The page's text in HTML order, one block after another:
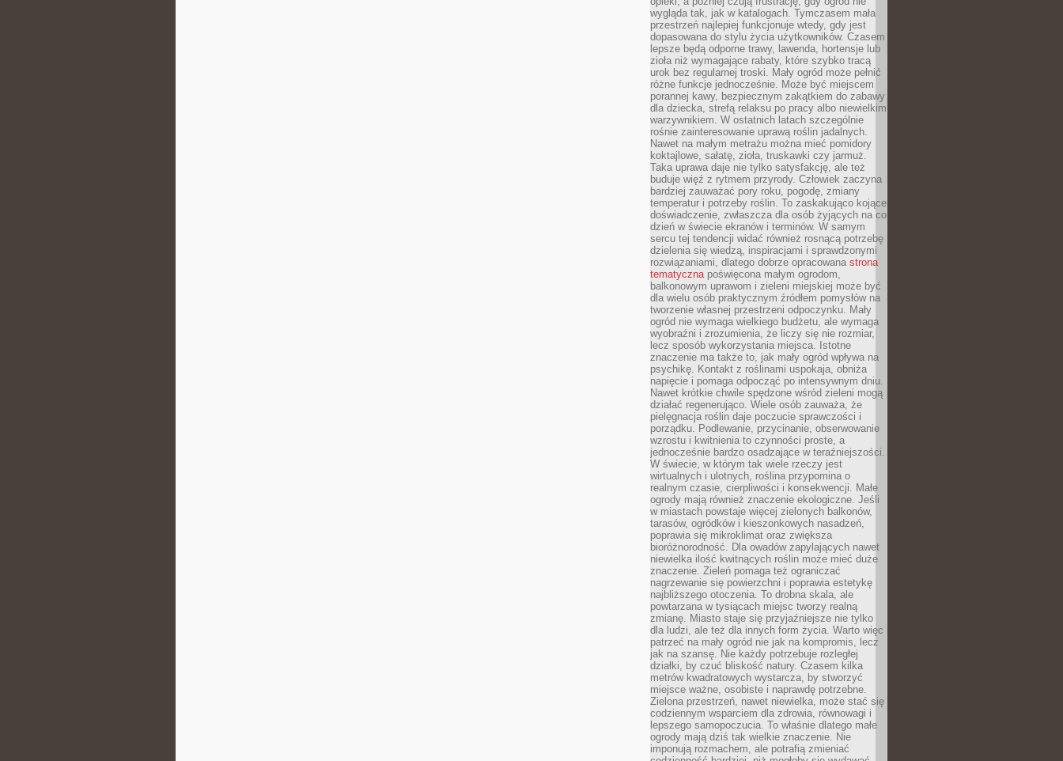
wygląda tak, jak w katalogach. Tymczasem mała
przestrzeń najlepiej funkcjonuje wtedy, gdy jest
dopasowana do stylu życia użytkowników. Czasem
lepsze będą odporne trawy, lawenda, hortensje lub
zioła niż wymagające rabaty, które szybko tracą
urok bez regularnej troski. Mały ogród może pełnić
różne funkcje jednocześnie. Może być miejscem
porannej kawy, bezpiecznym zakątkiem do zabawy
dla dziecka, strefą relaksu po pracy albo niewielkim
warzywnikiem. W ostatnich latach szczególnie
rośnie zainteresowanie uprawą roślin jadalnych.
Nawet na małym metrażu można mieć pomidory
koktajlowe, sałatę, zioła, truskawki czy jarmuż.
Taka uprawa daje nie tylko satysfakcję, ale też
buduje więź z rytmem przyrody. Człowiek zaczyna
bardziej zauważać pory roku, pogodę, zmiany
temperatur i potrzeby roślin. To zaskakująco kojące
doświadczenie, zwłaszcza dla osób żyjących na co
dzień w świecie ekranów i terminów. W samym
sercu tej tendencji widać również rosnącą potrzebę
dzielenia się wiedzą, inspiracjami i sprawdzonymi
rozwiązaniami, dlatego dobrze opracowana strona
tematycznapoświęcona małym ogrodom,
balkonowym uprawom i zieleni miejskiej może być
dla wielu osób praktycznym źródłem pomysłów na
tworzenie własnej przestrzeni odpoczynku. Mały
ogród nie wymaga wielkiego budżetu, ale wymaga
wyobraźni i zrozumienia, że liczy się nie rozmiar,
lecz sposób wykorzystania miejsca. Istotne
znaczenie ma także to, jak mały ogród wpływa na
psychikę. Kontakt z roślinami uspokaja, obniża
napięcie i pomaga odpocząć po intensywnym dniu.
Nawet krótkie chwile spędzone wśród zieleni mogą
działać regenerująco. Wiele osób zauważa, że
pielęgnacja roślin daje poczucie sprawczości i
porządku. Podlewanie, przycinanie, obserwowanie
wzrostu i kwitnienia to czynności proste, a
jednocześnie bardzo osadzające w teraźniejszości.
W świecie, w którym tak wiele rzeczy jest
wirtualnych i ulotnych, roślina przypomina o
realnym czasie, cierpliwości i konsekwencji. Małe
ogrody mają również znaczenie ekologiczne. Jeśli
w miastach powstaje więcej zielonych balkonów,
tarasów, ogródków i kieszonkowych nasadzeń,
poprawia się mikroklimat oraz zwiększa
bioróżnorodność. Dla owadów zapylających nawet
niewielka ilość kwitnących roślin może mieć duże
znaczenie. Zieleń pomaga też ograniczać
nagrzewanie się powierzchni i poprawia estetykę
najbliższego otoczenia. To drobna skala, ale
powtarzana w tysiącach miejsc tworzy realną
zmianę. Miasto staje się przyjaźniejsze nie tylko
dla ludzi, ale też dla innych form życia. Warto więc
patrzeć na mały ogród nie jak na kompromis, lecz
jak na szansę. Nie każdy potrzebuje rozległej
działki, by czuć bliskość natury. Czasem kilka
metrów kwadratowych wystarcza, by stworzyć
miejsce ważne, osobiste i naprawdę potrzebne.
Zielona przestrzeń, nawet niewielka, może stać się
codziennym wsparciem dla zdrowia, równowagi i
lepszego samopoczucia. To właśnie dlatego małe
ogrody mają dziś tak wielkie znaczenie. Nie
imponują rozmachem, ale potrafią zmieniać